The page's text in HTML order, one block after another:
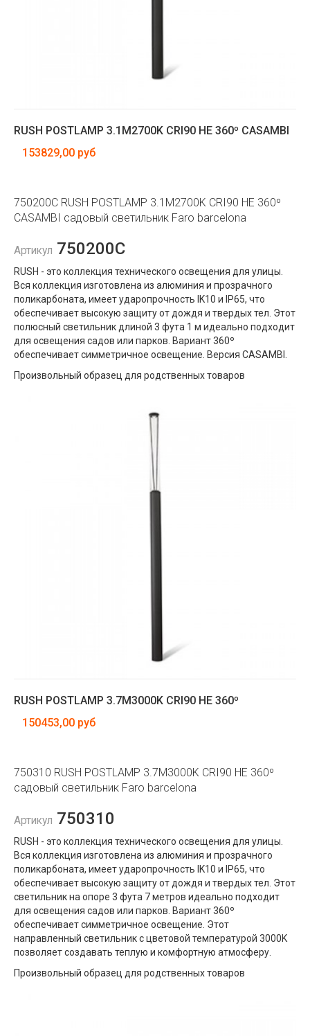
RUSH POSTLAMP 3.1M2700K CRI90 HE 360º CASAMBI
153829,00 руб
750200C RUSH POSTLAMP 3.1M2700K CRI90 HE 360º
CASAMBI садовый светильник Faro barcelona
Артикул 750200C
RUSH - это коллекция технического освещения для улицы.
Вся коллекция изготовлена ​​из алюминия и прозрачного
поликарбоната, имеет ударопрочность IK10 и IP65, что
обеспечивает высокую защиту от дождя и твердых тел. Этот
полюсный светильник длиной 3 фута 1 м идеально подходит
для освещения садов или парков. Вариант 360º
обеспечивает симметричное освещение. Версия CASAMBI.
Произвольный образец для родственных товаров
RUSH POSTLAMP 3.7M3000K CRI90 HE 360º
150453,00 руб
750310 RUSH POSTLAMP 3.7M3000K CRI90 HE 360º
садовый светильник Faro barcelona
Артикул 750310
RUSH - это коллекция технического освещения для улицы.
Вся коллекция изготовлена ​​из алюминия и прозрачного
поликарбоната, имеет ударопрочность IK10 и IP65, что
обеспечивает высокую защиту от дождя и твердых тел. Этот
светильник на опоре 3 фута 7 метров идеально подходит
для освещения садов или парков. Вариант 360º
обеспечивает симметричное освещение. Этот
направленный светильник с цветовой температурой 3000K
позволяет создавать теплую и комфортную атмосферу.
Произвольный образец для родственных товаров